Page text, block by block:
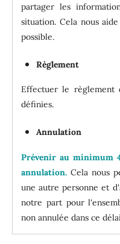
partager les
situation. Cela nous
possible.
Règlement
Effectuer le règlement
définies.
Annulation
Prévenir au minimum
annulation. Cela nous
une autre personne et
notre part pour
non annulée dans ce